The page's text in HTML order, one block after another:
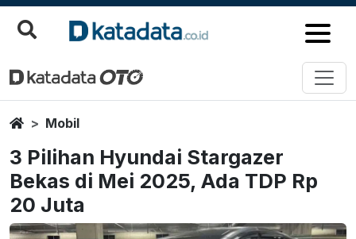
HomeMobil
3 Pilihan Hyundai Stargazer
Bekas di Mei 2025, Ada TDP Rp
20 Juta